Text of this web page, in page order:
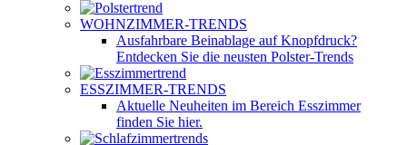
WOHNZIMMER-TRENDS
Ausfahrbare Beinablage auf Knopfdruck?
Entdecken Sie die neusten Polster-Trends
ESSZIMMER-TRENDS
Aktuelle Neuheiten im Bereich Esszimmer
finden Sie hier.